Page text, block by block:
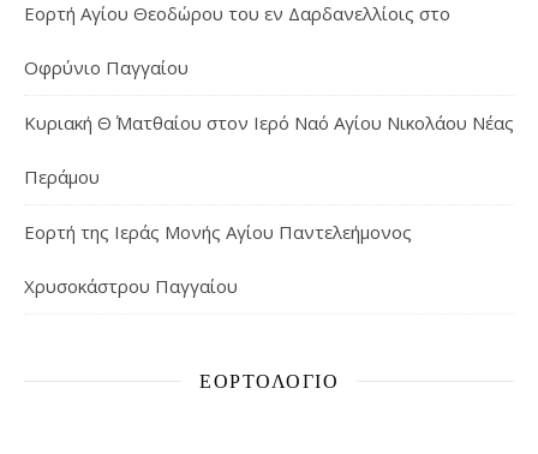
Εορτή Αγίου Θεοδώρου του εν Δαρδανελλίοις στο
Οφρύνιο Παγγαίου
Κυριακή Θ΄ Ματθαίου στον Ιερό Ναό Αγίου Νικολάου Νέας
Περάμου
Εορτή της Ιεράς Μονής Αγίου Παντελεήμονος
Χρυσοκάστρου Παγγαίου
ΕΟΡΤΟΛΌΓΙΟ